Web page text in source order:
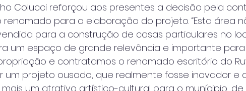
Colucci reforçou aos presentes a decisão pela
renomado para a elaboração do projeto. “Esta área
para a construção de casas particulares no
um espaço de grande relevância e importante
e contratamos o renomado escritório do
um projeto ousado, que realmente fosse inovador e
um atrativo artístico-cultural para o munícipio,